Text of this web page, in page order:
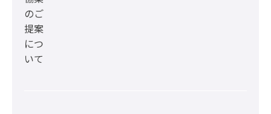
のご
提案
につ
いて